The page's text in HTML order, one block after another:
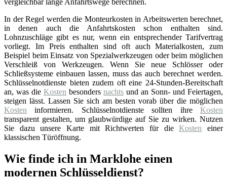
vergleichbar lange Anfahrtswege berechnen.
In der Regel werden die Monteurkosten in Arbeitswerten berechnet,
in denen auch die Anfahrtskosten schon enthalten sind.
Lohnzuschläge gibt es nur, wenn ein entsprechender Tarifvertrag
vorliegt. Im Preis enthalten sind oft auch Materialkosten, zum
Beispiel beim Einsatz von Spezialwerkzeugen oder beim möglichen
Verschleiß von Werkzeugen. Wenn Sie neue Schlösser oder
Schließsysteme einbauen lassen, muss das auch berechnet werden.
Schlüsselnotdienste bieten zudem oft eine 24-Stunden-Bereitschaft
an, was die Kosten besonders nachts und an Sonn- und Feiertagen,
steigen lässt. Lassen Sie sich am besten vorab über die möglichen
Kosten informieren. Schlüsselnotdienste sollten ihre Kosten
transparent gestalten, um glaubwürdige auf Sie zu wirken. Nutzen
Sie dazu unsere Karte mit Richtwerten für dieKosten einer
klassischen Türöffnung.
Wie finde ich in Marklohe einen
modernen Schlüsseldienst?